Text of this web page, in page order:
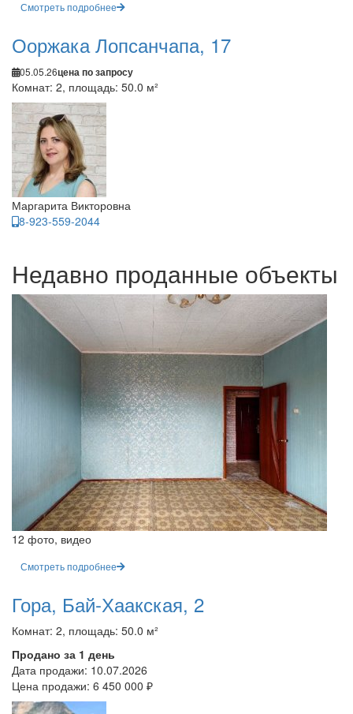
Смотреть подробнее
Ооржака Лопсанчапа, 17
05.05.26цена по запросу
Комнат: 2, площадь: 50.0 м²
Маргарита Викторовна
8-923-559-2044
Недавно проданные объекты
12 фото, видео
Смотреть подробнее
Гора, Бай-Хаакская, 2
Комнат: 2, площадь: 50.0 м²
Продано за 1 день
Дата продажи: 10.07.2026
Цена продажи: 6 450 000 ₽